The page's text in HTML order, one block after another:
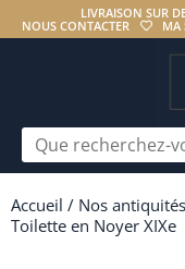
LIVRAISON SUR
NOUS CONTACTER
MA
Accueil / Nos antiquités
Toilette en Noyer XIXe